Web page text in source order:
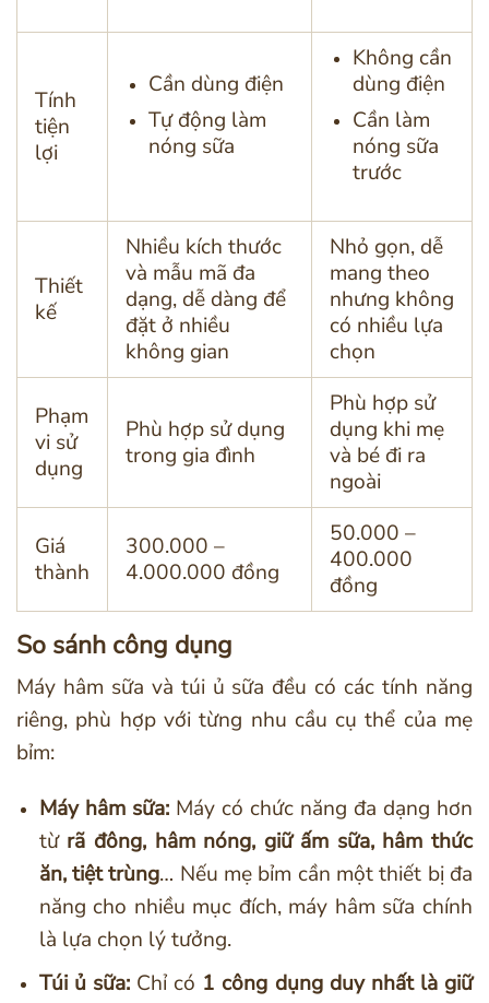
Tính
tiện
lợi
Cần dùng điện
Tự động làm
nóng sữa
Không cần
dùng điện
Cần làm
nóng sữa
trước
Thiết
kế
Nhiều kích thước
và mẫu mã đa
dạng, dễ dàng để
đặt ở nhiều
không gian
Nhỏ gọn, dễ
mang theo
nhưng không
có nhiều lựa
chọn
Phạm
vi sử
dụng
Phù hợp sử dụng
trong gia đình
Phù hợp sử
dụng khi mẹ
và bé đi ra
ngoài
Giá
thành
300.000 –
4.000.000 đồng
50.000 –
400.000
đồng
So sánh công dụng
Máy hâm sữa và túi ủ sữa đều có các tính năng
riêng, phù hợp với từng nhu cầu cụ thể của mẹ
bỉm:
Máy hâm sữa:Máy có chức năng đa dạng hơn
từ rã đông, hâm nóng, giữ ấm sữa, hâm thức
ăn, tiệt trùng… Nếu mẹ bỉm cần một thiết bị đa
năng cho nhiều mục đích, máy hâm sữa chính
là lựa chọn lý tưởng.
Túi ủ sữa: Chỉ có 1 công dụng duy nhất là giữ